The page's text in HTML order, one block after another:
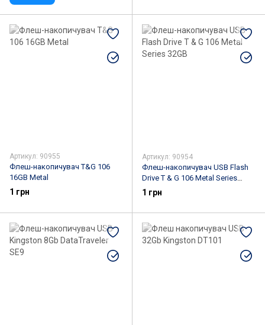
Артикул: 90955
Флеш-накопичувач T&G 106
16GB Metal
1 грн
Артикул: 90954
Флеш-накопичувач USB Flash
Drive T & G 106 Metal Series
32GB
1 грн